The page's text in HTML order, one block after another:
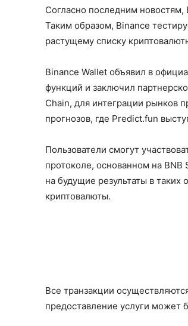
Согласно последним новостям,
Таким образом, Binance
растущему списку
Binance Wallet объявил в
функций и заключил
Chain, для интеграции рынков
прогнозов, где Predict.fun
Пользователи смогут
протоколе, основанном на BNB
на будущие результаты в таких
криптовалюты.
Все транзакции
предоставление услуги может